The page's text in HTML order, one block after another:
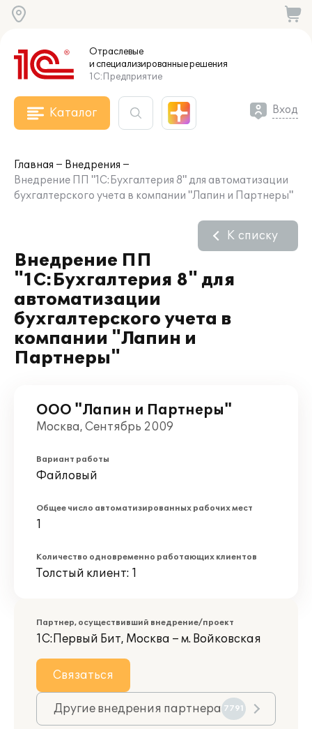
Отраслевые
и специализированныерешения
1С:Предприятие
Каталог Вход
Главная
Внедрения
Внедрение ПП "1С:Бухгалтерия 8" для автоматизации
бухгалтерского учета в компании "Лапин и Партнеры"
Внедрение ПП
"1С:Бухгалтерия 8" для
автоматизации
бухгалтерского учета в
компании "Лапин и
Партнеры"
К списку
ООО "Лапин и Партнеры"
Москва, Сентябрь 2009
Вариант работы
Файловый
Общее число автоматизированных рабочих мест
1
Количество одновременно работающих клиентов
Толстый клиент: 1
Партнер, осуществивший внедрение/проект
1С:Первый Бит, Москва – м. Войковская
Связаться
Другие внедрения партнера 7791